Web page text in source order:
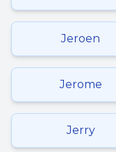
Jeroen
Jerome
Jerry